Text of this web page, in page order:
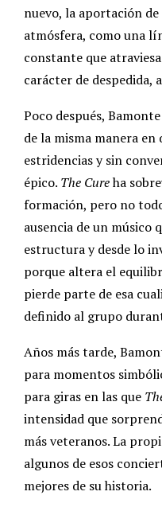
nuevo, la aportación
atmósfera, como una
constante que
carácter de despedida,
Poco después,
de la misma manera
estridencias y sin
épico. The Cureha
formación, pero no
ausencia de un músico
estructura y desde lo
porque altera el
pierde parte de esa
definido al grupo
Años más tarde,
para momentos
para giras en las que
intensidad que
más veteranos. La
algunos de esos
mejores de su historia.